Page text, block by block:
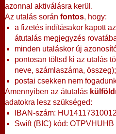
azonnal aktiválásra kerül.
Az utalás során fontos, hogy:
a fizetés indításakor kapott
átutalás megjegyzés
minden utaláskor új
pontosan töltsd ki az utalás
neve, számlaszáma, összeg);
postai csekken nem
Amennyiben az átutalás
adatokra lesz szükséged:
IBAN-szám:
Swift (BIC) kód: OTPVHUHB